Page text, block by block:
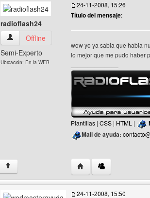
radioflash24
radioflash24 Ver perfil del usuario
Offline
Semi-Experto
Ubicación: En la WEB
24-11-2008, 15:26
Título del mensaje:
wow yo ya sabia que habia
lo mejor que me pudo haber
Plantillas | CSS | HTML |
Mail de ayuda:
↑ Visitar sitio web del
24-11-2008, 15:50